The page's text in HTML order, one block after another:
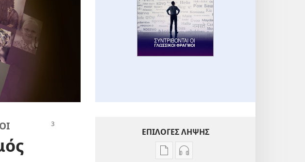
ΕΠΙΛΟΓΕΣ ΛΗΨΗΣ
ΕπιλογέςΕπιλογές